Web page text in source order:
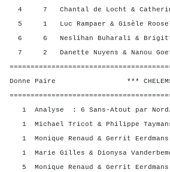
4 7 Chantal de Locht &
5 1 Luc Rampaer & Gisèle
6 6 Neslihan Buharali & Brigitte
7 2 Danette Nuyens &
Donne Paire ***
1 Analyse : 6 Sans-Atout par Nord/
1 Michael Tricot &
1 Monique Renaud &
1 Marie Gilles & Dionysa
5 Monique Renaud &